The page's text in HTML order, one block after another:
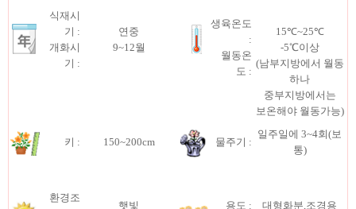
식재시
기 :
개화시
기 :
연중
9~12월
생육온도
:
월동온
도 :
15℃~25℃
-5℃이상
(남부지방에서 월동
하나
중부지방에서는
보온해야 월동가능)
키 : 150~200cm 물주기 :
일주일에 3~4회(보
통)
환경조
햇빛 용도 : 대형화분,조경용